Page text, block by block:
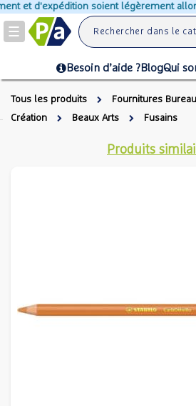
d'expédition soient légèrement
Toggle
navigation
Besoin d’aide ?BlogQui
Tous les produits Fournitures
Création
Beaux Arts Fusains
Produits